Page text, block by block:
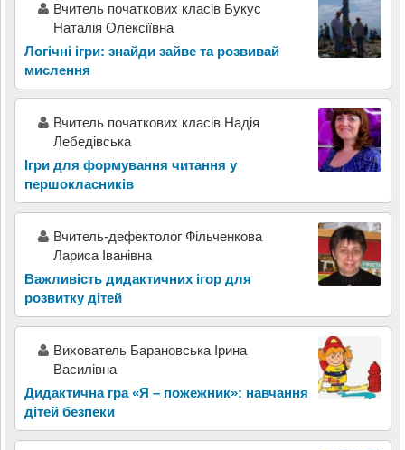
Вчитель початкових класів Букус
Наталія Олексіївна
Логічні ігри: знайди зайве та розвивай
мислення
Вчитель початкових класів Надія
Лебедівська
Ігри для формування читання у
першокласників
Вчитель-дефектолог Фільченкова
Лариса Іванівна
Важливість дидактичних ігор для
розвитку дітей
Вихователь Барановська Ірина
Василівна
Дидактична гра «Я – пожежник»: навчання
дітей безпеки